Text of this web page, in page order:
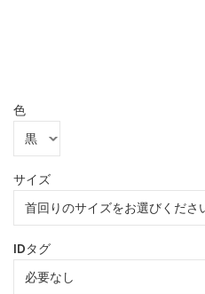
色
サイズ
IDタグ